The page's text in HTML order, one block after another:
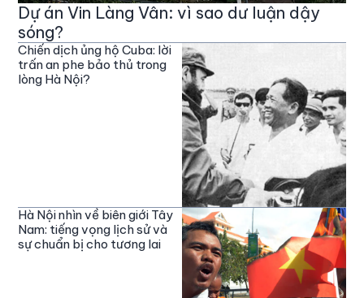
Dự án Vin Làng Vân: vì sao dư luận dậy
sóng?
Chiến dịch ủng hộ Cuba: lời
trấn an phe bảo thủ trong
lòng Hà Nội?
Hà Nội nhìn về biên giới Tây
Nam: tiếng vọng lịch sử và
sự chuẩn bị cho tương lai